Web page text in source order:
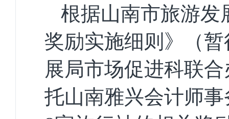
根据山南市旅游发
奖励实施细则》（
展局市场促进科联
托山南雅兴会计师